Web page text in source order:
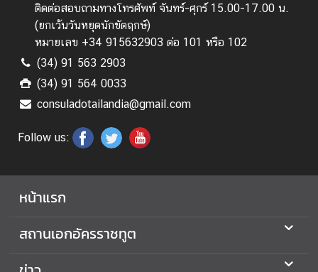
บ
ริ
ก
า
ร
ก
ร
ง
ติดต่อสอบถามทางโทรศัพท์ จันทร์-ศุกร์ 15.00-17.00 น.
(ยกเว้นวันหยุดนักขัตฤกษ์)
หมายเลข +34 915632903 ต่อ 101 หรือ 102
(34) 91 563 2903
(34) 91 564 0033
consuladotailandia@gmail.com
Follow us:
หน้าแรก
สถานเอกอัครราชทูต